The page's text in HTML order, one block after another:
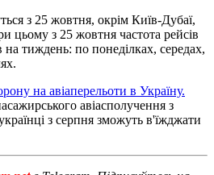
з 25 жовтня, окрім Київ-Дубаї,
цьому з 25 жовтня частота рейсів
на тиждень: по понеділках, середах,
на авіаперельоти в Україну.
авіасполучення з
з серпня зможуть в'їжджати